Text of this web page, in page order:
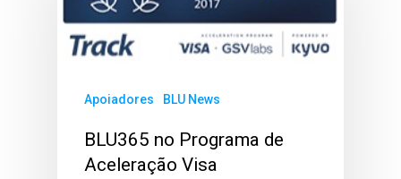
Apoiadores BLU News
BLU365 no Programa de
Aceleração Visa